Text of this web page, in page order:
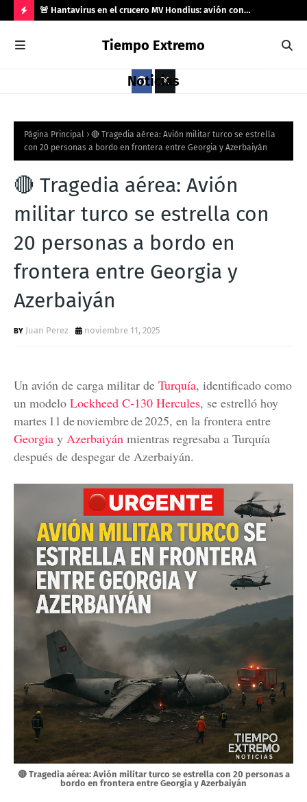
O
S
S
33
🚨 Hantavirus en el crucero MV Hondius: avión con
Tiempo Extremo
Noticias
Página Principal
🔴 Tragedia aérea: Avión militar turco se estrella
con 20 personas a bordo en frontera entre Georgia y Azerbaiyán
🔴 Tragedia aérea: Avión
militar turco se estrella con
20 personas a bordo en
frontera entre Georgia y
Azerbaiyán
Juan Perez noviembre 11, 2025
Un avión de carga militar de Turquía, identificado como
un modelo Lockheed C‑130 Hercules, se estrelló hoy
martes 11 de noviembre de 2025, en la frontera entre
Georgia y Azerbaiyán mientras regresaba a Turquía
después de despegar de Azerbaiyán.
🔴 Tragedia aérea: Avión militar turco se estrella con 20 personas a
bordo en frontera entre Georgia y Azerbaiyán